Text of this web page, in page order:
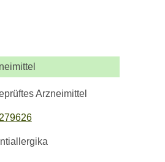
Arzneimittel